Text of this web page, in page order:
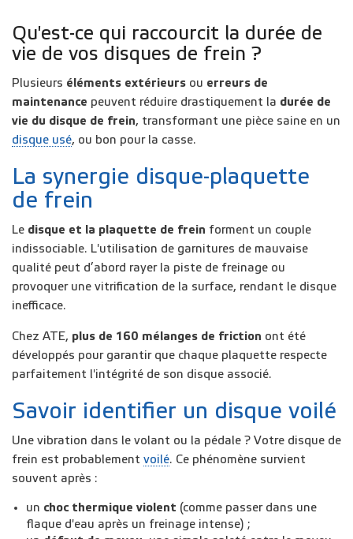
Qu'est-ce qui raccourcit la durée de
vie de vos disques de frein ?
Plusieurs éléments extérieurs ou erreurs de
maintenance peuvent réduire drastiquement la durée de
vie du disque de frein, transformant une pièce saine en un
disque usé, ou bon pour la casse.
La synergie disque-plaquette
de frein
Le disque et la plaquette de frein forment un couple
indissociable. L'utilisation de garnitures de mauvaise
qualité peut d’abord rayer la piste de freinage ou
provoquer une vitrification de la surface, rendant le disque
inefficace.
Chez ATE, plus de 160 mélanges de friction ont été
développés pour garantir que chaque plaquette respecte
parfaitement l'intégrité de son disque associé.
Savoir identifier un disque voilé
Une vibration dans le volant ou la pédale ? Votre disque de
frein est probablement voilé. Ce phénomène survient
souvent après :
un choc thermique violent (comme passer dans une
flaque d'eau après un freinage intense) ;